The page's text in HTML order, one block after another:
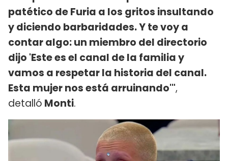
patético de Furia a los gritos insultando
y diciendo barbaridades. Y te voy a
contar algo: un miembro del directorio
dijo 'Este es el canal de la familia y
vamos a respetar la historia del canal.
Esta mujer nos está arruinando'",
detalló Monti.